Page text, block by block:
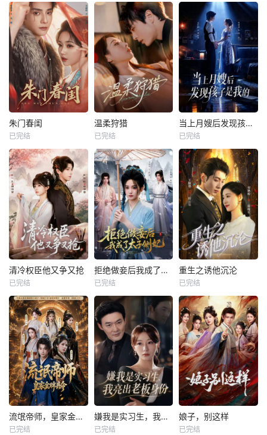
朱门春闺
已完结
温柔狩猎
已完结
当上月嫂后发现孩子是我的
已完结
清冷权臣他又争又抢
已完结
拒绝做妾后我成了太子侧妃
已完结
重生之诱他沉沦
已完结
流氓帝师，皇家金牌县令
已完结
嫌我是实习生，我亮出老板身份
已完结
娘子，别这样
已完结